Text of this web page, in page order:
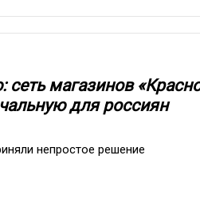
магазинов
для россиян
непростое решение